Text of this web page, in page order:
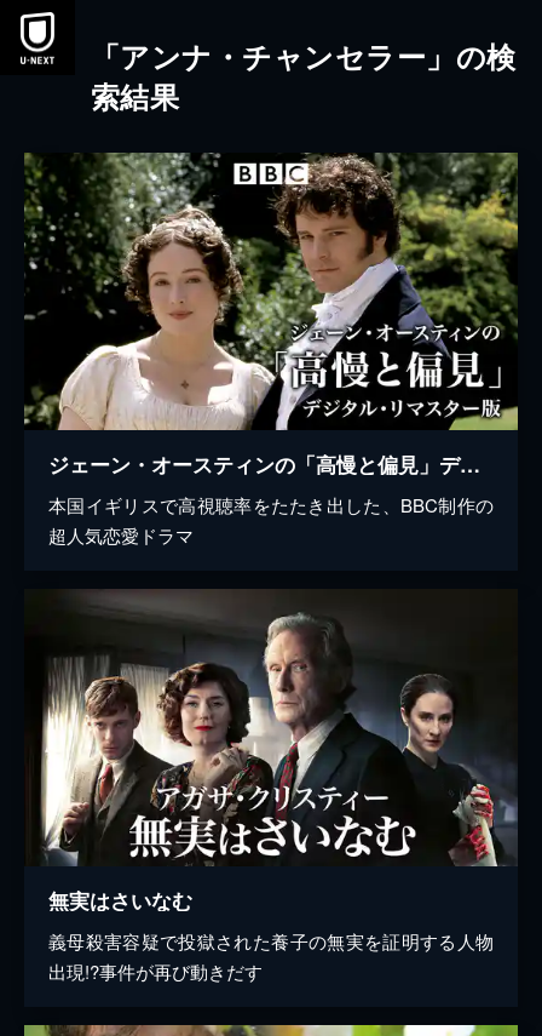
本文へスキップ
「アンナ・チャンセラー」の検
索結果
ジェーン・オースティンの「高慢と偏見」デジタル・リマスター版
本国イギリスで高視聴率をたたき出した、BBC制作の
超人気恋愛ドラマ
無実はさいなむ
義母殺害容疑で投獄された養子の無実を証明する人物
出現!?事件が再び動きだす